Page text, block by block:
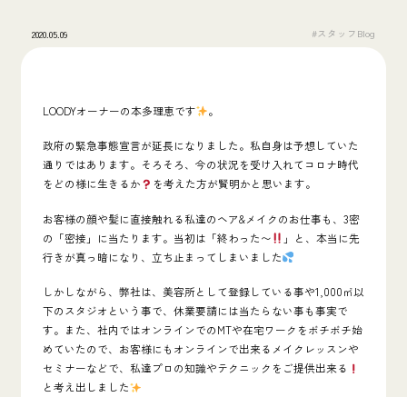
2020.05.09 #スタッフBlog
LOODYオーナーの本多理恵です 。
政府の緊急事態宣言が延長になりました。私自身は予想していた
通りではあります。そろそろ、今の状況を受け入れて コロナ時代
をどの様に生きるか
を考えた方が賢明かと思います。
お客様の顔や髪に直接触れる私達のヘア&メイクのお仕事も、3密
の「密接」に当たります。当初は「終わった〜
」と、本当に先
行きが真っ暗になり、立ち止まってしまいました
しかしながら、弊社は、美容所として登録している事や1,000㎡以
下のスタジオという事で、休業要請には当たらない事も事実で
す。また、社内ではオンラインでのMTや在宅ワークをボチボチ始
めていたので、お客様にもオンラインで出来るメイクレッスンや
セミナーなどで、私達プロの知識やテクニックをご提供出来る
と考え出しました